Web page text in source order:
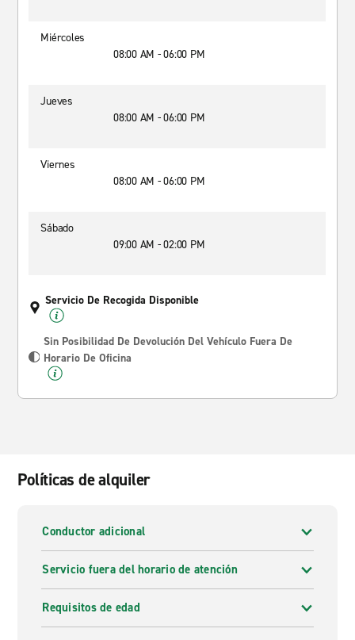
Miércoles
08:00 AM - 06:00 PM
Jueves
08:00 AM - 06:00 PM
Viernes
08:00 AM - 06:00 PM
Sábado
09:00 AM - 02:00 PM
Servicio De Recogida Disponible
Sin Posibilidad De Devolución Del Vehículo Fuera De
Horario De Oficina
Políticas de alquiler
Conductor adicional
Servicio fuera del horario de atención
Requisitos de edad